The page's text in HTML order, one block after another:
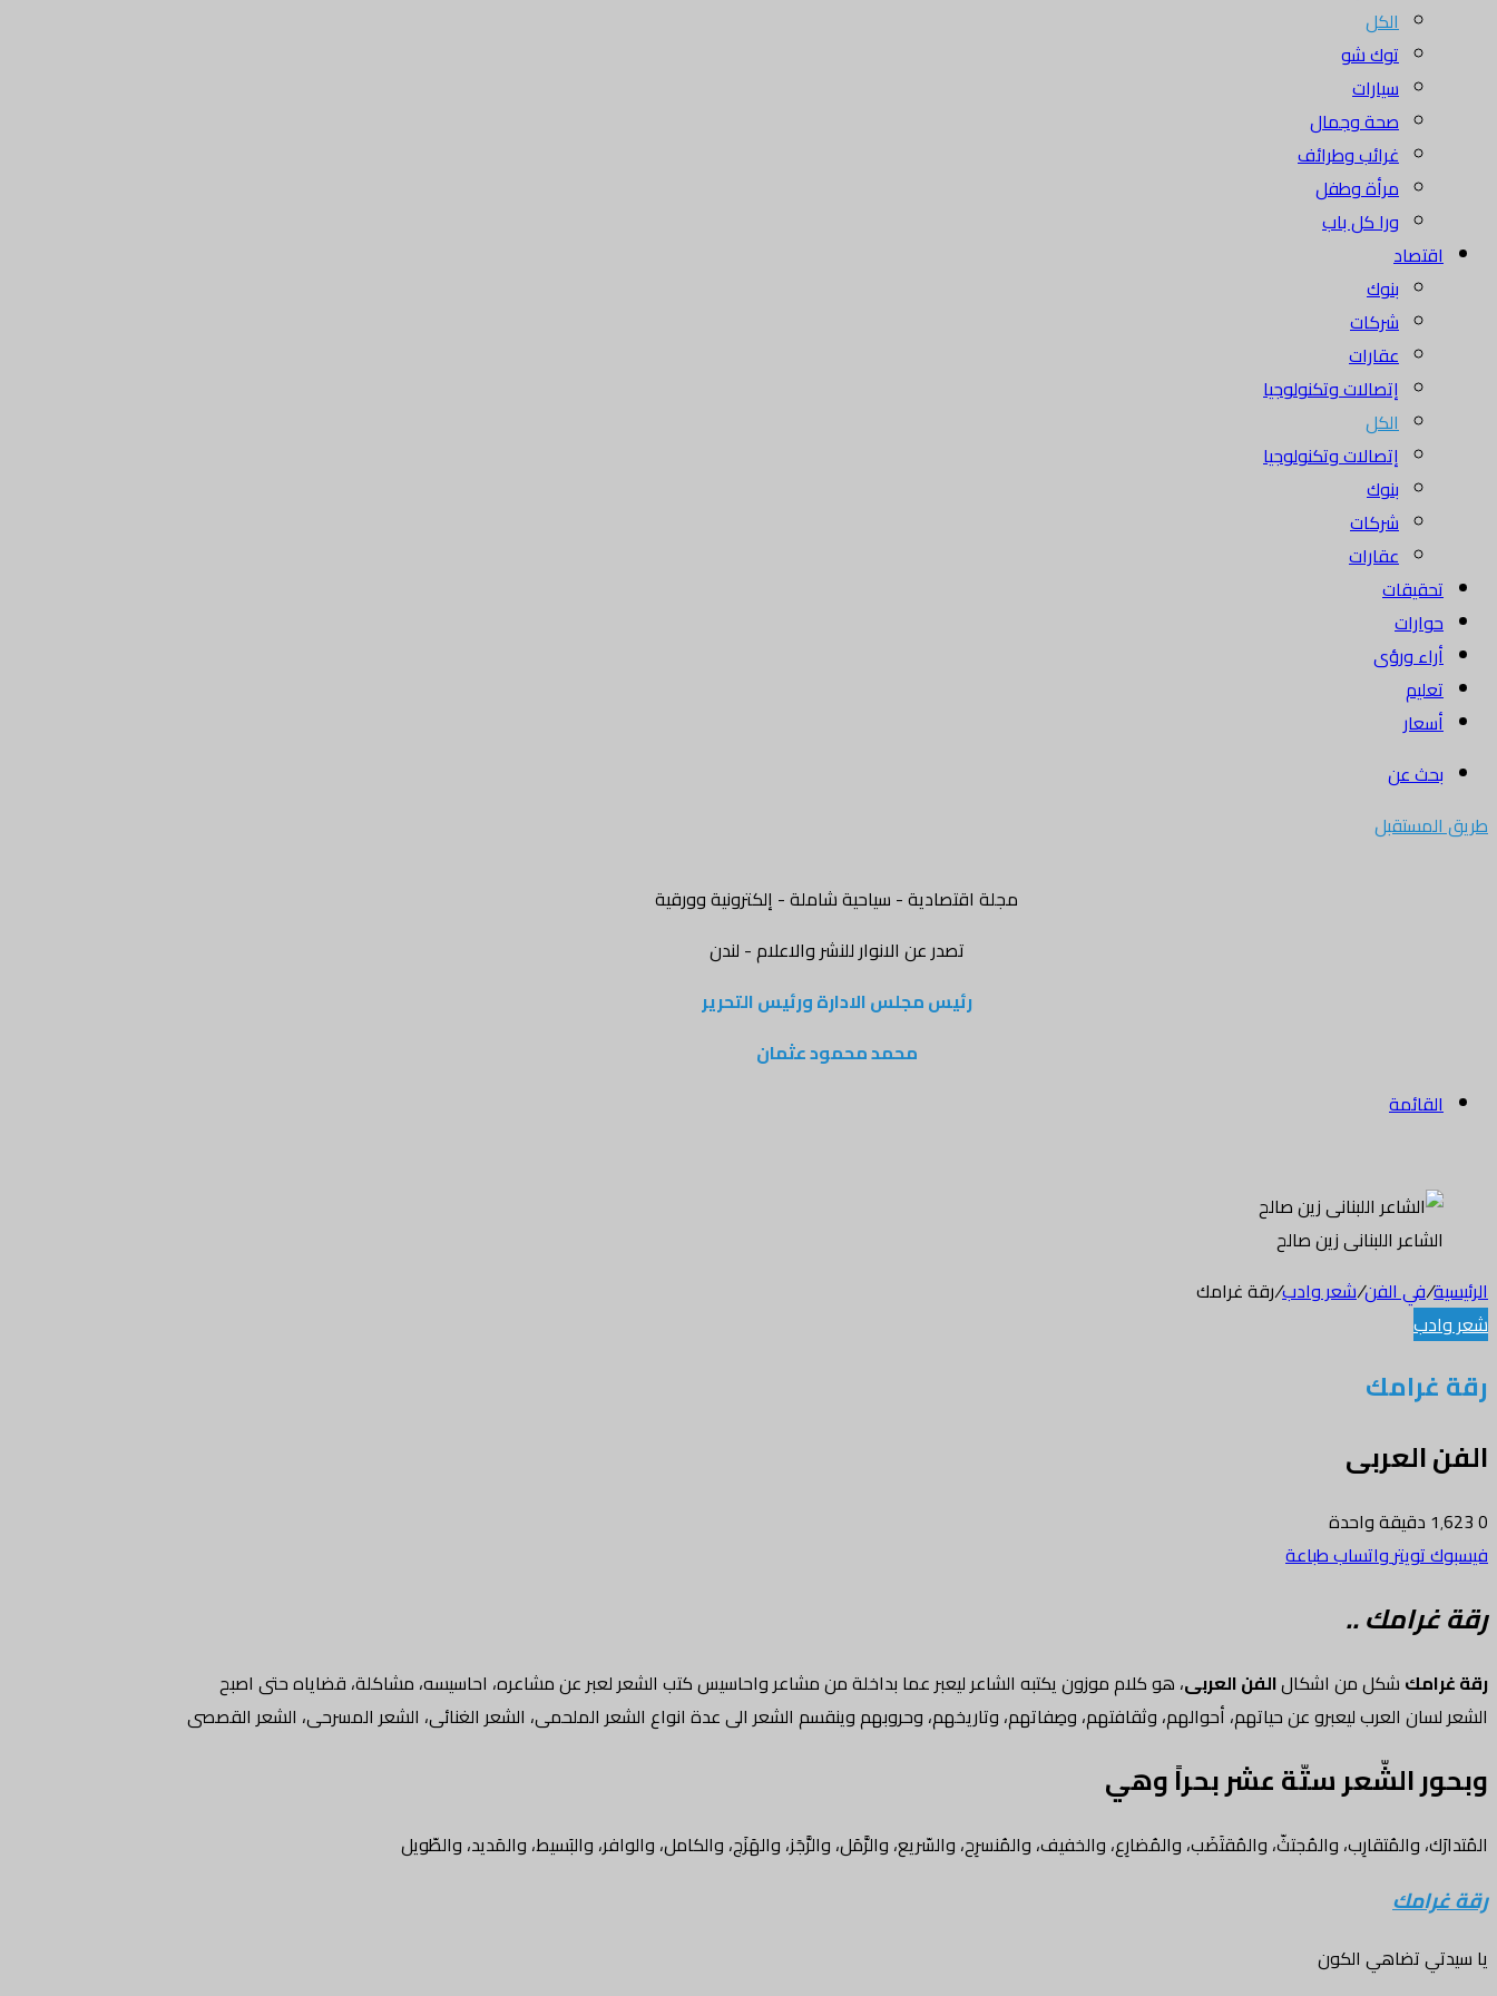
الكل
توك شو
سيارات
صحة وجمال
غرائب وطرائف
مرأة وطفل
ورا كل باب
اقتصاد
بنوك
شركات
عقارات
إتصالات وتكنولوجيا
الكل
إتصالات وتكنولوجيا
بنوك
شركات
عقارات
تحقيقات
حوارات
أراء ورؤى
تعليم
أسعار
بحث عن
طريق المستقبل
مجلة اقتصادية - سياحية شاملة - إلكترونية وورقية
تصدر عن الانوار للنشر والاعلام - لندن
رئيس مجلس الادارة ورئيس التحرير
محمد محمود عثمان
القائمة
الشاعر اللبنانى زين صالح
الرئيسية/في الفن/شعر وادب/رقة غرامك
شعر وادب
رقة غرامك
الفن العربى
0
دقيقة واحدة
فيسبوكتويتر واتسابطباعة
رقة غرامك..
رقة غرامك شكل من اشكالالفن العربى، هو كلام موزون يكتبه الشاعر ليعبر عما بداخلة من مشاعر واحاسيس كتب الشعر لعبر عن مشاعره، احاسيسه، مشاكلة، قضاياه حتى اصبح
الشعر لسان العرب ليعبرو عن حياتهم، أحوالهم، وثقافتهم، وصِفاتهم، وتاريخهم، وحروبهم وينقسم الشعر الى عدة انواع الشعر الملحمى، الشعر الغنائى، الشعر المسرحى، الشعر القصصى
وبحور الشّعر ستّة عشر بحراً وهي
المُتدارَك، والمُتقارِب، والمُجتثّ، والمُقتَضَب، والمُضارِع، والخفيف، والمُنسرِح، والسّريع، والرَّمَل، والرَّجَز، والهَزَج، والكامل، والوافر، والبَسيط، والمَديد، والطّويل
رقة غرامك
يا سيدتي تضاهي الكون